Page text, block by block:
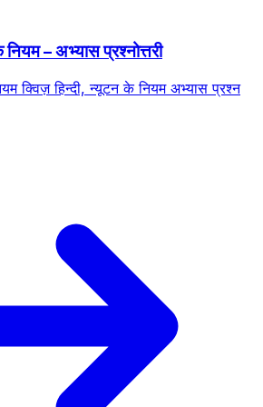
– अभ्यास प्रश्नोत्तरी
क्विज़ हिन्दी, न्यूटन के नियम अभ्यास प्रश्न